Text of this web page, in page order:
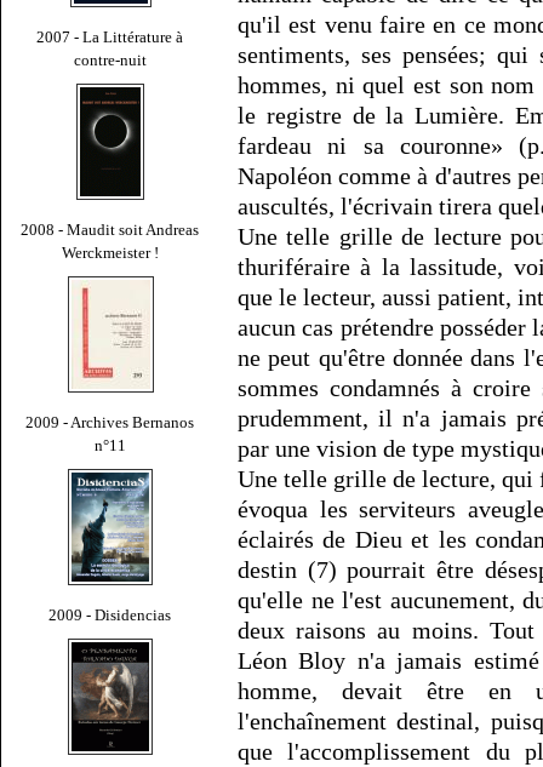
2007 - La Littérature à
contre-nuit
2008 - Maudit soit Andreas
Werckmeister !
2009 - Archives Bernanos
n°11
2009 - Disidencias
qu'il est venu faire en ce
sentiments, ses pensées;
hommes, ni quel est son
le registre de la Lumière.
fardeau ni sa couronne»
Napoléon comme à d'autres
auscultés, l'écrivain tirera
Une telle grille de lecture
thuriféraire à la lassitude,
que le lecteur, aussi patient,
aucun cas prétendre
ne peut qu'être donnée dans
sommes condamnés à
prudemment, il n'a jamais
par une vision de type
Une telle grille de lecture, qui
évoqua les serviteurs
éclairés de Dieu et les
destin (7) pourrait être
qu'elle ne l'est aucunement,
deux raisons au moins.
Léon Bloy n'a jamais
homme, devait être en
l'enchaînement destinal,
que l'accomplissement